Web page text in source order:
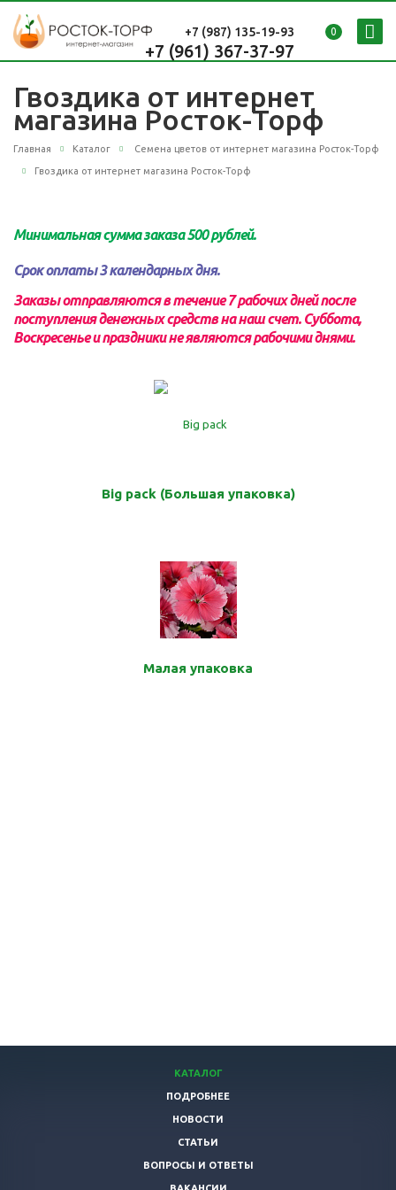
0
+7 (987) 135-19-93
+7 (961) 367-37-97
Гвоздика от интернет
магазина Росток-Торф
Главная Каталог Семена цветов от интернет магазина Росток-Торф
Гвоздика от интернет магазина Росток-Торф
Минимальная сумма заказа 500 рублей.
Срок оплаты 3 календарных дня.
Заказы отправляются в течение 7 рабочих дней после
поступления денежных средств на наш счет. Суббота,
Воскресенье и праздники не являются рабочими днями.
Big pack (Большая упаковка)
Малая упаковка
КАТАЛОГ
ПОДРОБНЕЕ
НОВОСТИ
СТАТЬИ
ВОПРОСЫ И ОТВЕТЫ